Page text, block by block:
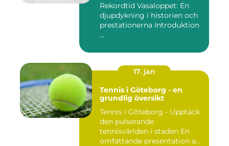
Rekordtid Vasaloppet: En
djupdykning i historien och
prestationerna Introduktion
...
17. jan
Tennis i Göteborg - en
grundlig översikt
Tennis i Göteborg - Upptäck
den pulserande
tennisvärlden i staden En
omfattande presentation av